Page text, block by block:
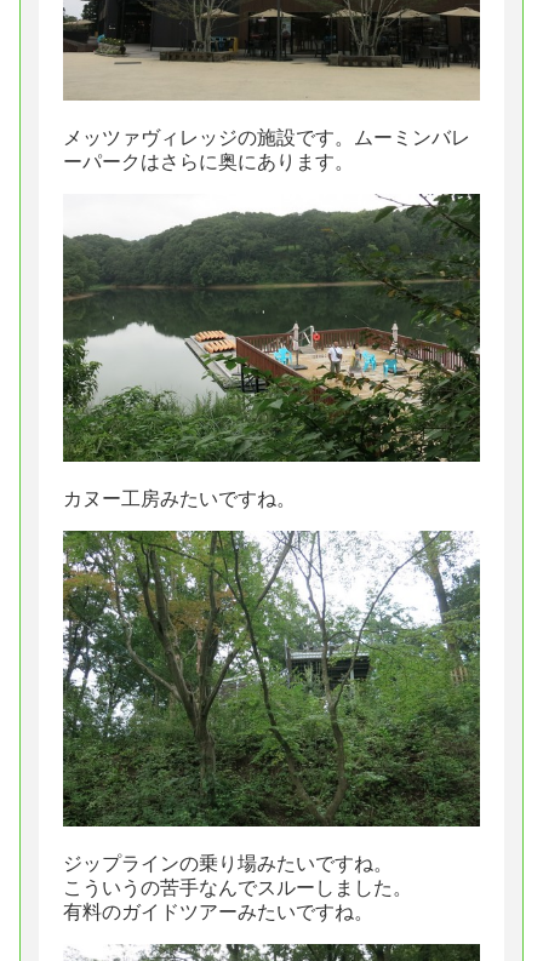
メッツァヴィレッジの施設です。ムーミンバレ
ーパークはさらに奥にあります。
カヌー工房みたいですね。
ジップラインの乗り場みたいですね。
こういうの苦手なんでスルーしました。
有料のガイドツアーみたいですね。